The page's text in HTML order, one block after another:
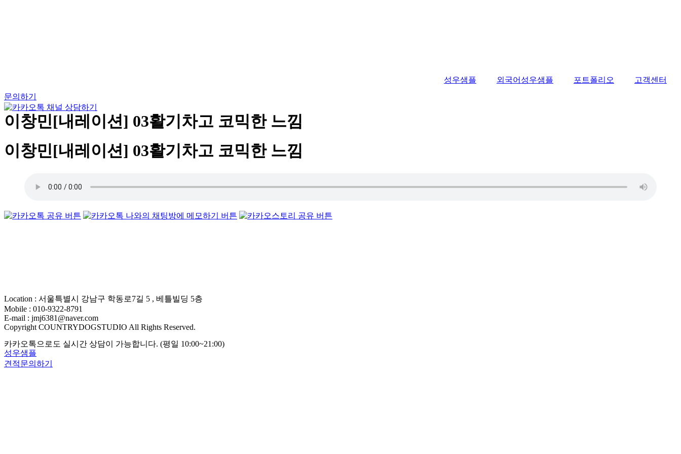
성우샘플 외국어성우샘플 포트폴리오
고객센터
문의하기
이창민[내레이션] 03활기차고 코믹한 느낌
이창민[내레이션] 03활기차고 코믹한 느낌
Location : 서울특별시 강남구 학동로7길 5 , 베틀빌딩 5층
Mobile : 010-9322-8791
E-mail : jmj6381@naver.com
Copyright COUNTRYDOGSTUDIO All Rights Reserved.
카카오톡으로도 실시간 상담이 가능합니다. (평일 10:00~21:00)
성우샘플
견적문의하기